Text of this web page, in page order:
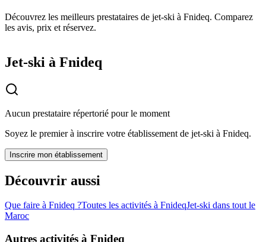
Découvrez les meilleurs prestataires de jet-ski à Fnideq. Comparez
les avis, prix et réservez.
Jet-ski à Fnideq
Aucun prestataire répertorié pour le moment
Soyez le premier à inscrire votre établissement de jet-ski à Fnideq.
Inscrire mon établissement
Découvrir aussi
Que faire à Fnideq ?Toutes les activités à FnideqJet-ski dans tout le
Maroc
Autres activités à Fnideq